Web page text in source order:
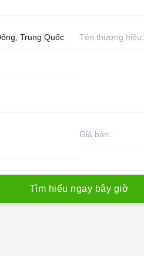
Trung Quốc Tên thương hiệu:
Giá bán:
Tìm hiểu ngay bây giờ